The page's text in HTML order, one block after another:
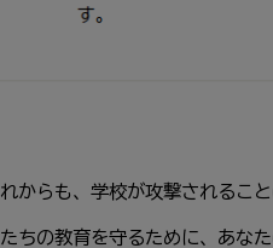
からも、学校が攻撃されるこ
ちの教育を守るために、あなた